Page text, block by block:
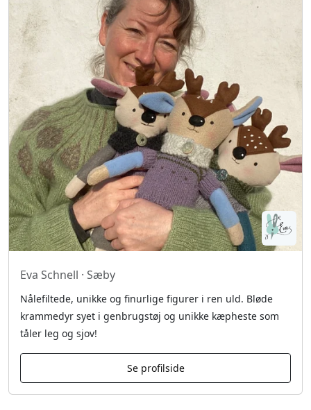
Eva Schnell · Sæby
Nålefiltede, unikke og finurlige figurer i ren uld. Bløde
krammedyr syet i genbrugstøj og unikke kæpheste som
tåler leg og sjov!
Se profilside